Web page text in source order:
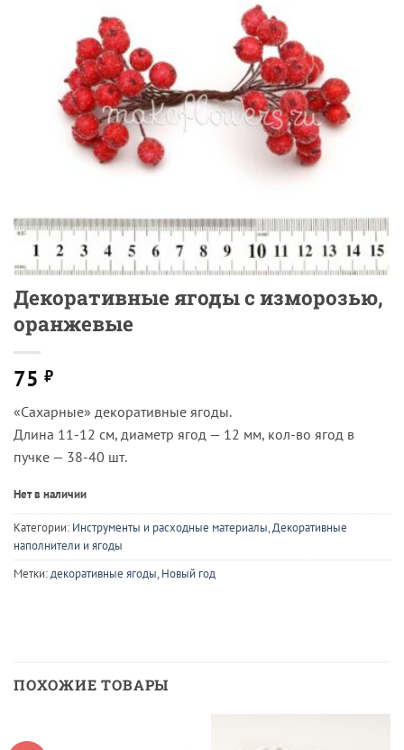
Декоративные ягоды с изморозью,
оранжевые
75 ₽
«Сахарные» декоративные ягоды.
Длина 11-12 см, диаметр ягод — 12 мм, кол-во ягод в
пучке — 38-40 шт.
Нет в наличии
Категории: Инструменты и расходные материалы,Декоративные
наполнители и ягоды
Метки:декоративные ягоды, Новый год
ПОХОЖИЕ ТОВАРЫ